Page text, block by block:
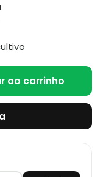
ao carrinho